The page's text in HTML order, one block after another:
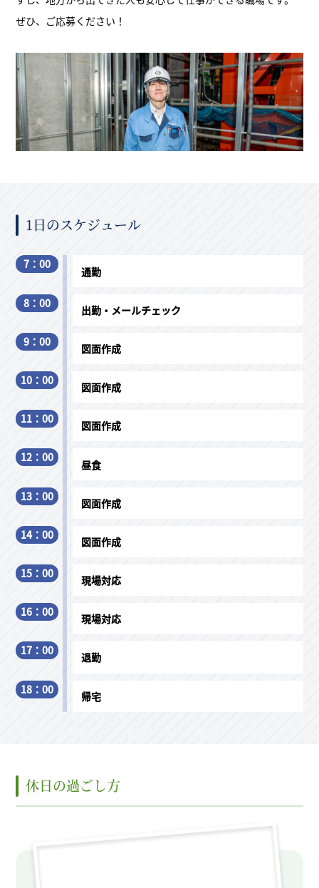
ぜひ、ご応募ください！
1日のスケジュール
7：00
通勤
8：00
出勤・メールチェック
9：00
図面作成
10：00
図面作成
11：00
図面作成
12：00
昼食
13：00
図面作成
14：00
図面作成
15：00
現場対応
16：00
現場対応
17：00
退勤
18：00
帰宅
休日の過ごし方